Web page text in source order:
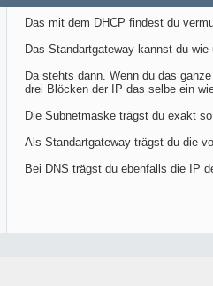
Das mit dem DHCP findest du
Das Standartgateway kannst du
Da stehts dann. Wenn du das
drei Blöcken der IP das selbe ein
Die Subnetmaske trägst du exakt
Als Standartgateway trägst du die
Bei DNS trägst du ebenfalls die IP